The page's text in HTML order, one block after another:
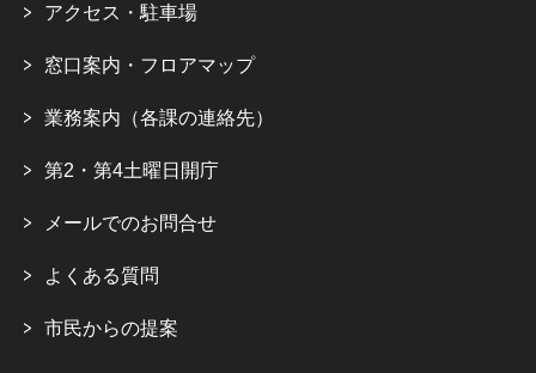
アクセス・駐車場
窓口案内・フロアマップ
業務案内（各課の連絡先）
第2・第4土曜日開庁
メールでのお問合せ
よくある質問
市民からの提案